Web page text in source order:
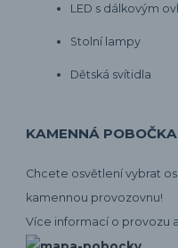
LED s dálkovým
Stolní lampy
Dětská svítidla
KAMENNÁ POBOČKA
Chcete osvětlení vybrat
kamennou provozovnu!
Více informací o provozu